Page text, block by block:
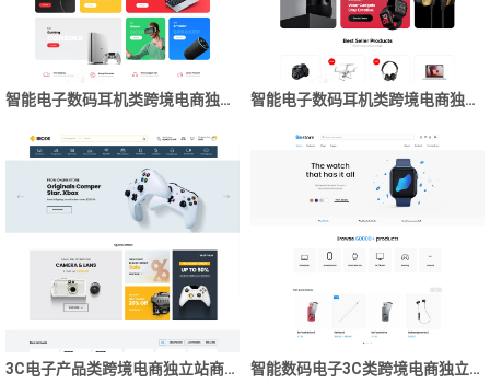
智能电子数码耳机类跨境电商独立站商城网站建设制作 智能电子数码耳机类跨境电商独立站商城网站建设制作
3C电子产品类跨境电商独立站商城网站建设制作 智能数码电子3C类跨境电商独立站商城网站建设制作